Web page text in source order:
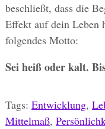
beschließt, dass die
Effekt auf dein Leben
folgendes Motto:
Sei heiß oder kalt.
Tags: Entwicklung,
Mittelmaß,